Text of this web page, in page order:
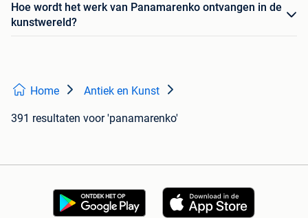
Hoe wordt het werk van Panamarenko ontvangen in de
kunstwereld?
Home Antiek en Kunst
391 resultaten voor 'panamarenko'